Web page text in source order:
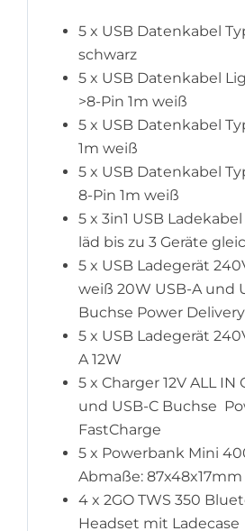
5 x USB Datenkabel
schwarz
5 x USB Datenkabel
>8-Pin 1m weiß
5 x USB Datenkabel
1m weiß
5 x USB Datenkabel
8-Pin 1m weiß
5 x 3in1 USB
läd bis zu 3 Geräte
5 x USB Ladegerät
weiß 20W USB-A und
Buchse Power
5 x USB Ladegerät
A 12W
5 x Charger 12V ALL IN
und USB-C Buchse
FastCharge
5 x Powerbank Mini
Abmaße: 87x48x17mm
4 x 2GO TWS 350
Headset mit Ladecase